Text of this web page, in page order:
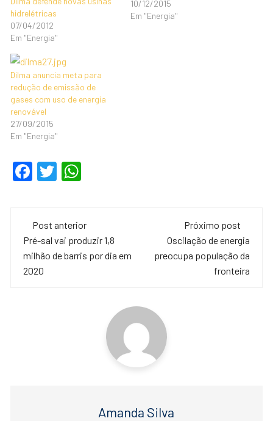
hidrelétricas
07/04/2012
Em "Energia"
10/12/2015
Em "Energia"
Dilma anuncia meta para
redução de emissão de
gases com uso de energia
renovável
27/09/2015
Em "Energia"
F
e
b
o
T
er s
A
p
Navegação
de
post
Post anterior
Pré-sal vai produzir 1,8
milhão de barris por dia em
2020
Próximo post
Oscilação de energia
preocupa população da
fronteira
Amanda Silva